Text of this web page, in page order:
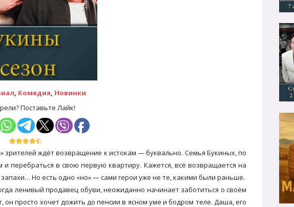
, Комедия, Новинки
Поставьте Лайк!
зрителей ждёт возвращение к истокам — буквально. Семья Букиных, по
перебраться в свою первую квартиру. Кажется, всё возвращается на
Но есть одно «но» — сами герои уже не те, какими были раньше.
ленивый продавец обуви, неожиданно начинает заботиться о своём
просто хочет дожить до пенсии в ясном уме и бодром теле. Даша, его